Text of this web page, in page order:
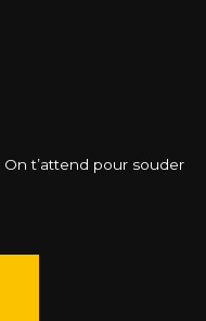
On t’attend pour souder